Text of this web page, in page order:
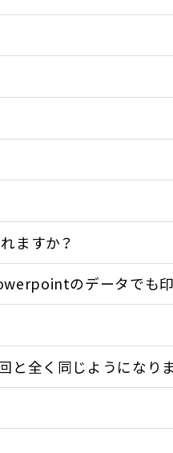
ますか？
のデータでも
と全く同じようになり